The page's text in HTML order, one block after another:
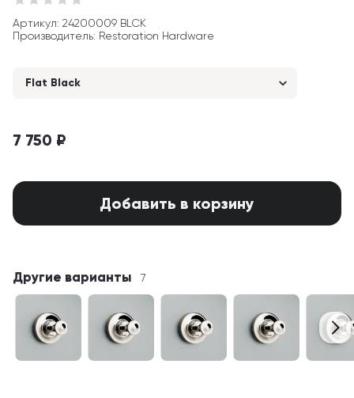
Артикул: 24200009 BLCK
Производитель: Restoration Hardware
Flat Black
7 750 ₽
Добавить в корзину
Другие варианты 7